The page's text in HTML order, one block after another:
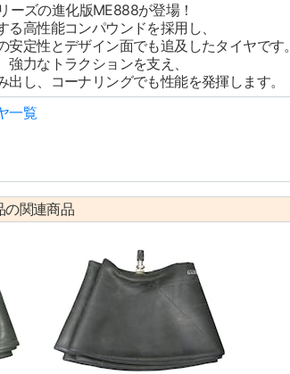
ーズの進化版ME888が登場！
高性能コンパウンドを採用し、
定性とデザイン面でも追及したタイヤです。
力なトラクションを支え、
し、コーナリングでも性能を発揮します。
一覧
の関連商品